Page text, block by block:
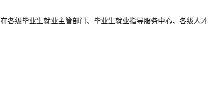
各级毕业生就业主管部门、毕业生就业指导服务中心、各级人才